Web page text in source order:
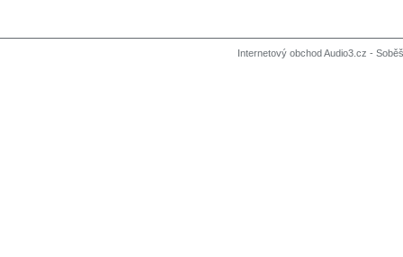
Internetový obchod Audio3.cz -